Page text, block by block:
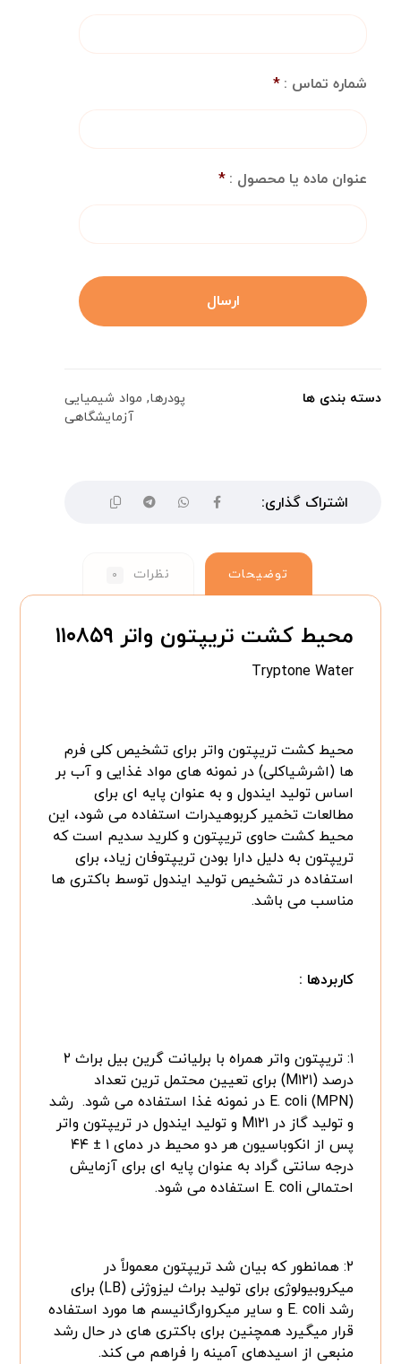
شماره تماس : *
عنوان ماده یا محصول : *
دسته بندی ها پودرها, مواد شیمیایی
آزمایشگاهی
توضیحات نظرات ۰
محیط کشت تریپتون واتر ۱۱۰۸۵۹
Tryptone Water
محیط کشت تریپتون واتر برای تشخیص کلی فرم
ها (اشرشیاکلی) در نمونه های مواد غذایی و آب بر
اساس تولید ایندول و به عنوان پایه ای برای
مطالعات تخمیر کربوهیدرات استفاده می شود، این
محیط کشت حاوی تریپتون و کلرید سدیم است که
تریپتون به دلیل دارا بودن تریپتوفان زیاد، برای
استفاده در تشخیص تولید ایندول توسط باکتری ها
مناسب می باشد.
کاربردها :
۱: تریپتون واتر همراه با برلیانت گرین بیل براث ۲
درصد (M۱۲۱) برای تعیین محتمل ترین تعداد
(MPN) E. coli در نمونه غذا استفاده می شود. رشد
و تولید گاز در M۱۲۱ و تولید ایندول در تریپتون واتر
پس از انکوباسیون هر دو محیط در دمای ۱ ± ۴۴
درجه سانتی گراد به عنوان پایه ای برای آزمایش
احتمالی E. coli استفاده می شود.
۲: همانطور که بیان شد تریپتون معمولاً در
میکروبیولوژی برای تولید براث لیزوژنی (LB) برای
رشد E. coli و سایر میکروارگانیسم ها مورد استفاده
قرار میگیرد همچنین برای باکتری های در حال رشد
منبعی از اسیدهای آمینه را فراهم می کند.